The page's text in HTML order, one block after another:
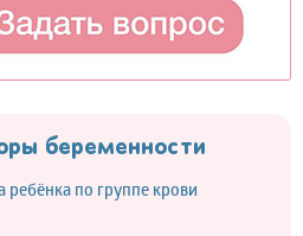
беременности
по группе крови